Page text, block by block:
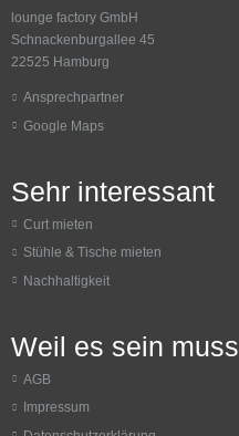
lounge factory GmbH
Schnackenburgallee 45
22525 Hamburg
Ansprechpartner
Google Maps
Sehr interessant
Curt mieten
Stühle & Tische mieten
Nachhaltigkeit
Weil es sein muss
AGB
Impressum